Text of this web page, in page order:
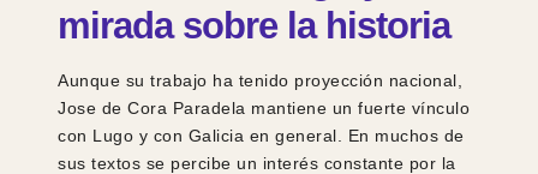
mirada sobre la historia
Aunque su trabajo ha tenido proyección nacional,
Jose de Cora Paradela mantiene un fuerte vínculo
con Lugo y con Galicia en general. En muchos de
sus textos se percibe un interés constante por la